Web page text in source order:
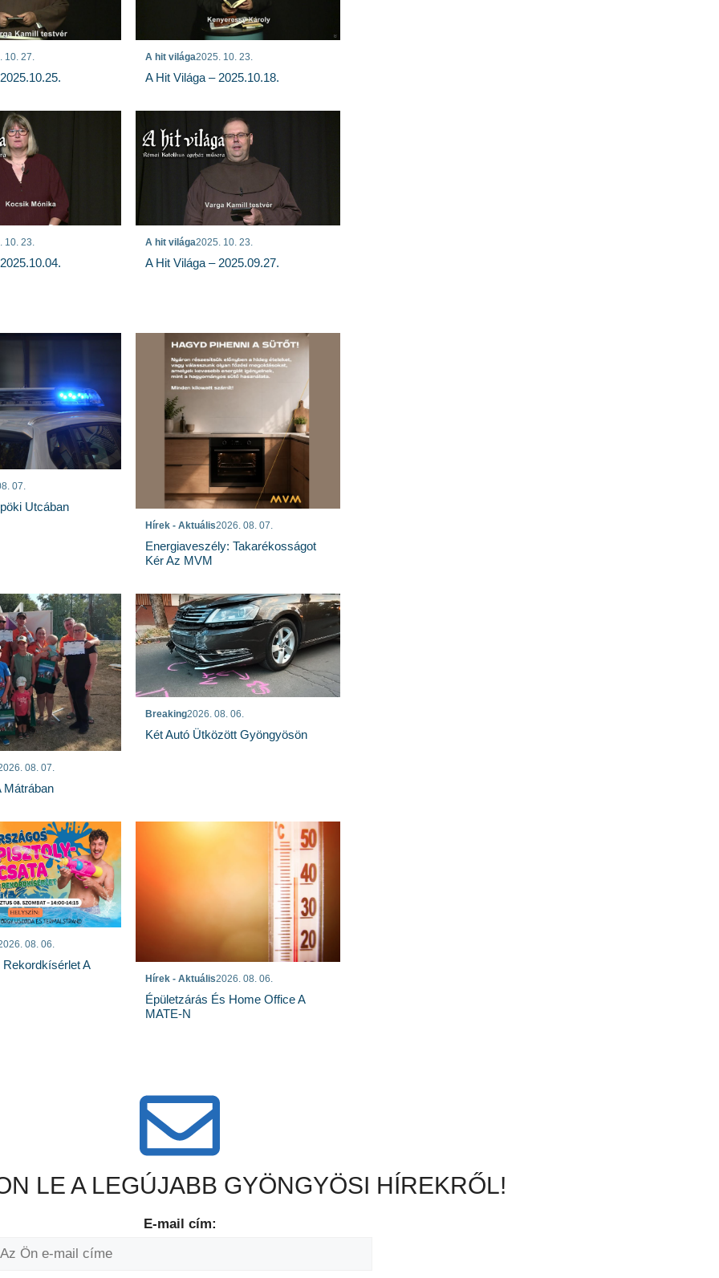
10. 27. A hit világa2025. 10. 23.
A Hit Világa – 2025.10.18.
10. 23. A hit világa2025. 10. 23.
A Hit Világa – 2025.09.27.
07.
Utcában
Hírek - Aktuális2026. 08. 07.
Energiaveszély: Takarékosságot
Kér Az MVM
08. 07.
Mátrában
Breaking2026. 08. 06.
Két Autó Ütközött Gyöngyösön
08. 06.
A
Hírek - Aktuális2026. 08. 06.
Épületzárás És Home Office A
MATE-N
LE A LEGÚJABB GYÖNGYÖSI HÍREKRŐL!
E-mail cím: